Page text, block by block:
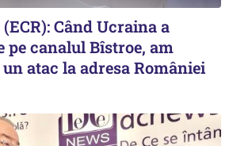
Când Ucraina a
pe canalul Bîstroe, am
atac la adresa României